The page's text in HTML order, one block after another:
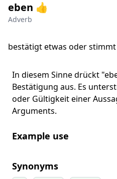
eben 👍
Adverb
bestätigt etwas oder stimmt
In diesem Sinne drückt
Bestätigung aus. Es
oder Gültigkeit einer
Arguments.
Example use
Synonyms